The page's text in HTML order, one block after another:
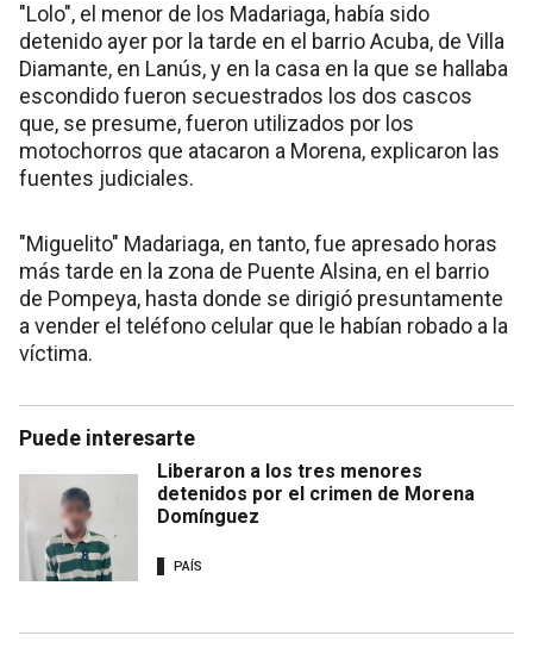
"Lolo", el menor de los Madariaga, había sido
detenido ayer por la tarde en el barrio Acuba, de Villa
Diamante, en Lanús, y en la casa en la que se hallaba
escondido fueron secuestrados los dos cascos
que, se presume, fueron utilizados por los
motochorros que atacaron a Morena, explicaron las
fuentes judiciales.
"Miguelito" Madariaga, en tanto, fue apresado horas
más tarde en la zona de Puente Alsina, en el barrio
de Pompeya, hasta donde se dirigió presuntamente
a vender el teléfono celular que le habían robado a la
víctima.
Puede interesarte
Liberaron a los tres menores
detenidos por el crimen de Morena
Domínguez
PAÍS